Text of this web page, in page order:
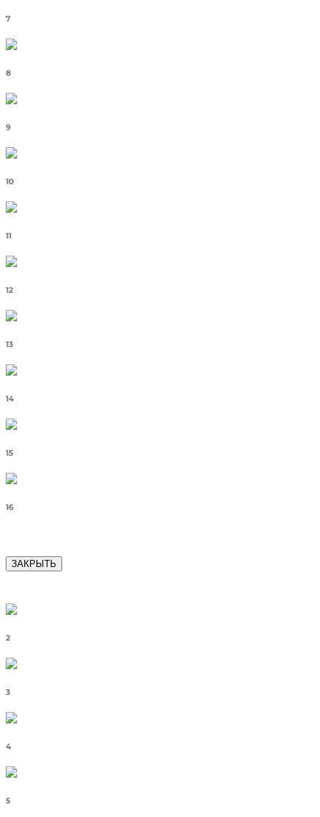
7
8
9
10
11
12
13
14
15
16
ЗАКРЫТЬ
2
3
4
5